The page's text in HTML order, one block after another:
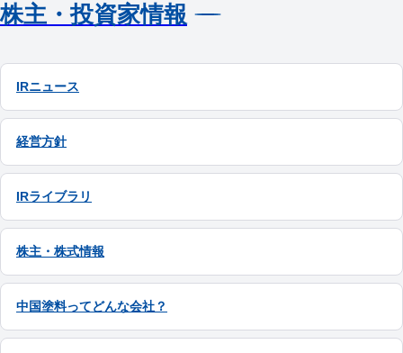
株主・投資家情報
IRニュース
経営方針
IRライブラリ
株主・株式情報
中国塗料ってどんな会社？